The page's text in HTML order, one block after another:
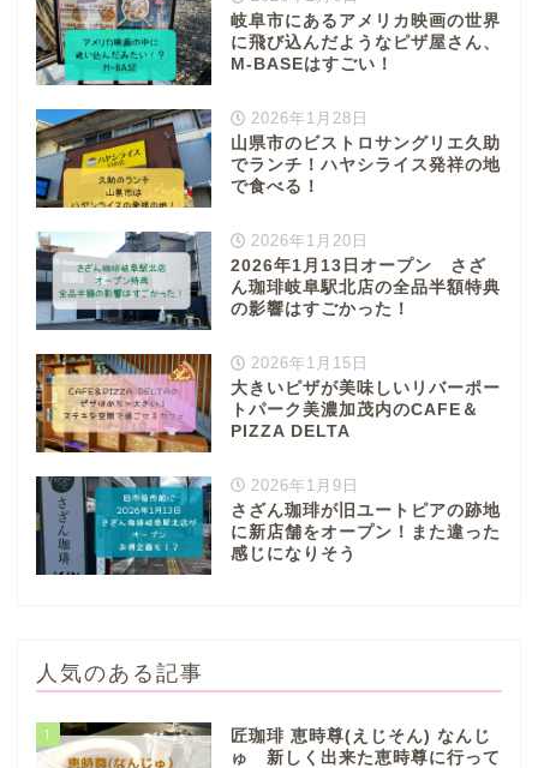
岐阜市にあるアメリカ映画の世界
に飛び込んだようなピザ屋さん、
M-BASEはすごい！
2026年1月28日
山県市のビストロサングリエ久助
でランチ！ハヤシライス発祥の地
で食べる！
2026年1月20日
2026年1月13日オープン さざ
ん珈琲岐阜駅北店の全品半額特典
の影響はすごかった！
2026年1月15日
大きいピザが美味しいリバーポー
トパーク美濃加茂内のCAFE＆
PIZZA DELTA
2026年1月9日
さざん珈琲が旧ユートピアの跡地
に新店舗をオープン！また違った
感じになりそう
人気のある記事
1
匠珈琲 恵時尊(えじそん) なんじ
ゅ 新しく出来た恵時尊に行って